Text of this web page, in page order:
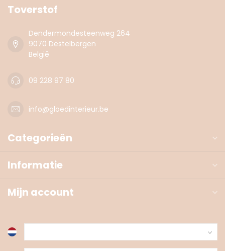
Toverstof
Dendermondesteenweg 264
9070 Destelbergen
België
09 228 97 80
info@gloedinterieur.be
Categorieën
Informatie
Mijn account